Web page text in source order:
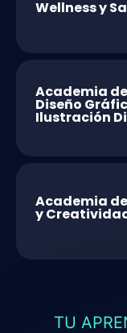
Wellness y
Academia de
Diseño
Ilustración
Academia
y
TU